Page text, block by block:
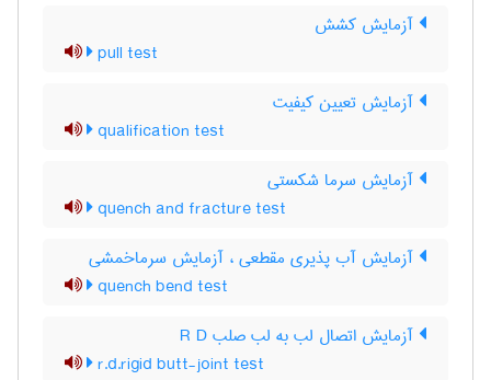
آزمایش کشش
pull test
آزمایش تعیین کیفیت
qualification test
آزمایش سرما شکستی
quench and fracture test
آزمایش آب پذیری مقطعی ، آزمایش سرماخمشی
quench bend test
آزمایش اتصال لب به لب صلب R D
r.d.rigid butt-joint test